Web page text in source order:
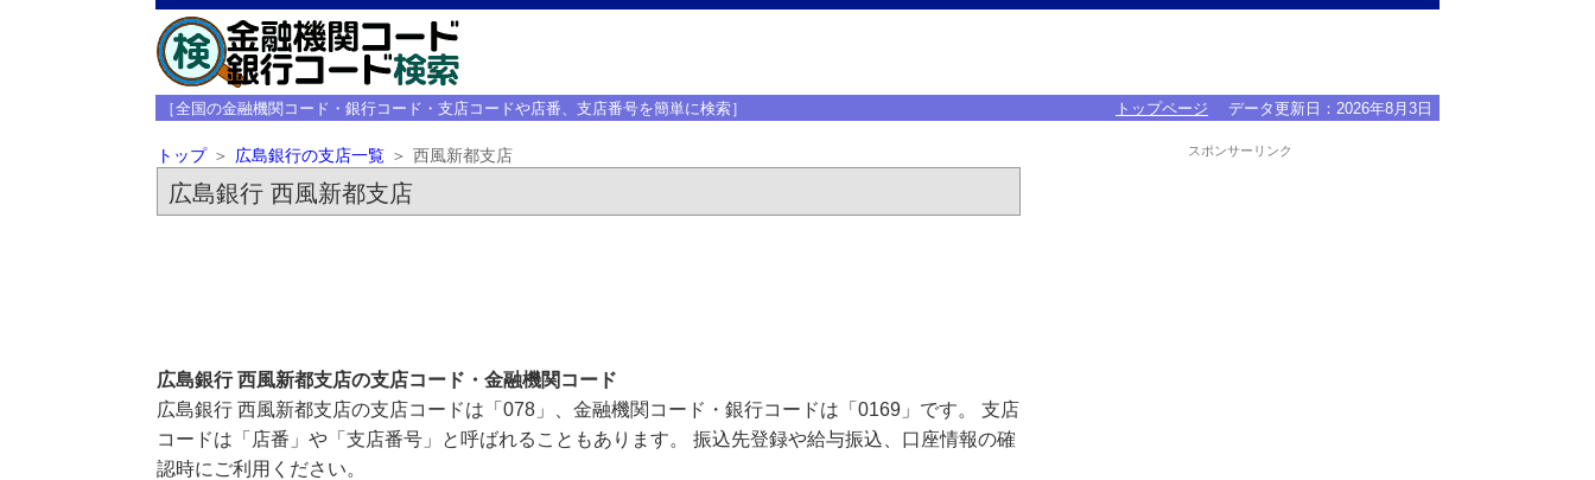
［全国の金融機関コード・銀行コード・支店コードや店番、支店番号を簡単に検索］ トップページ データ更新日： 2026年8月3日
トップ 広島銀行の支店一覧 西風新都支店
広島銀行 西風新都支店
広島銀行 西風新都支店の支店コード・金融機関コード
広島銀行 西風新都支店の支店コードは「078」、金融機関コード・銀行コードは「0169」です。 支店
コードは「店番」や「支店番号」と呼ばれることもあります。 振込先登録や給与振込、口座情報の確
認時にご利用ください。
スポンサーリンク